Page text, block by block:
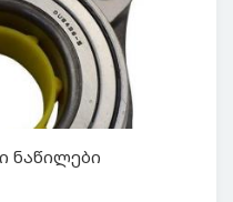
ნაწილები